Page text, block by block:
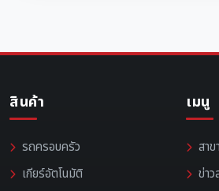
สินค้า
รถครอบครัว
เกียร์อัตโนมัติ
เมนู
สาขา
ข่า